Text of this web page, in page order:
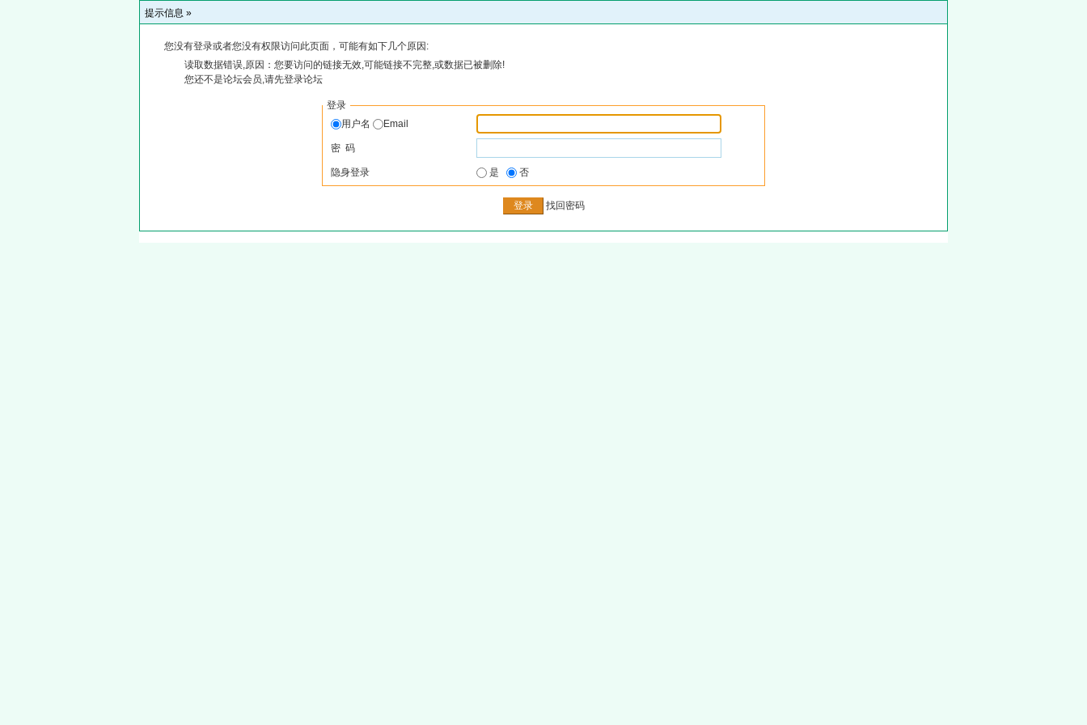
提示信息 »
您没有登录或者您没有权限访问此页面，可能有如下几个原因:
读取数据错误,原因：您要访问的链接无效,可能链接不完整,或数据已被删除!
您还不是论坛会员,请先登录论坛
登录
用户名
Email
密 码
隐身登录 是 否
找回密码